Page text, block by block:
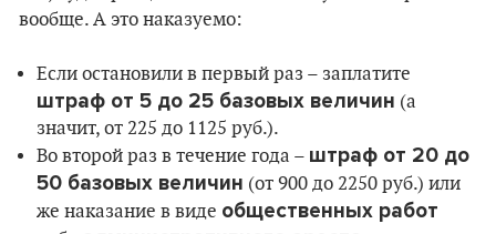
вообще. А это наказуемо:
Если остановили в первый раз – заплатите
штраф от 5 до 25 базовых величин (а
значит, от 225 до 1125 руб.).
Во второй раз в течение года – штраф от 20 до
50 базовых величин (от 900 до 2250 руб.) или
же наказание в виде общественных работ